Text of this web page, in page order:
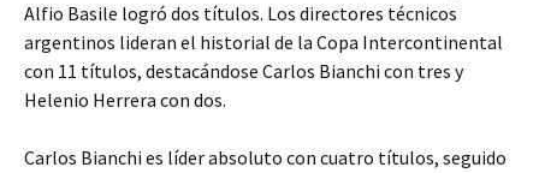
Alfio Basile logró dos títulos. Los directores técnicos
argentinos lideran el historial de la Copa Intercontinental
con 11 títulos, destacándose Carlos Bianchi con tres y
Helenio Herrera con dos.
Carlos Bianchi es líder absoluto con cuatro títulos, seguido